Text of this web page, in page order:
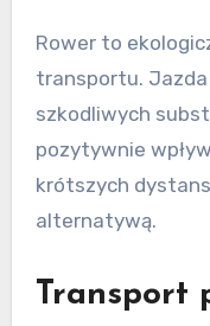
Rower to
transportu.
szkodliwych
pozytywnie
krótszych
alternatywą.
Transport